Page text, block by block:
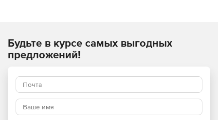
Преимущества Dr.Web Mail
Security Suite
Возможность использования в организациях,
требующих повышенного уровня безопасности –
продукт полностью отвечает требованиям
сертификатами соответствия ФСТЭК России и ФСБ.
Будьте в курсе самых выгодных
предложений!